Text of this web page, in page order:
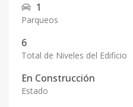
1
Parqueos
6
Total de Niveles del Edificio
En Construcción
Estado